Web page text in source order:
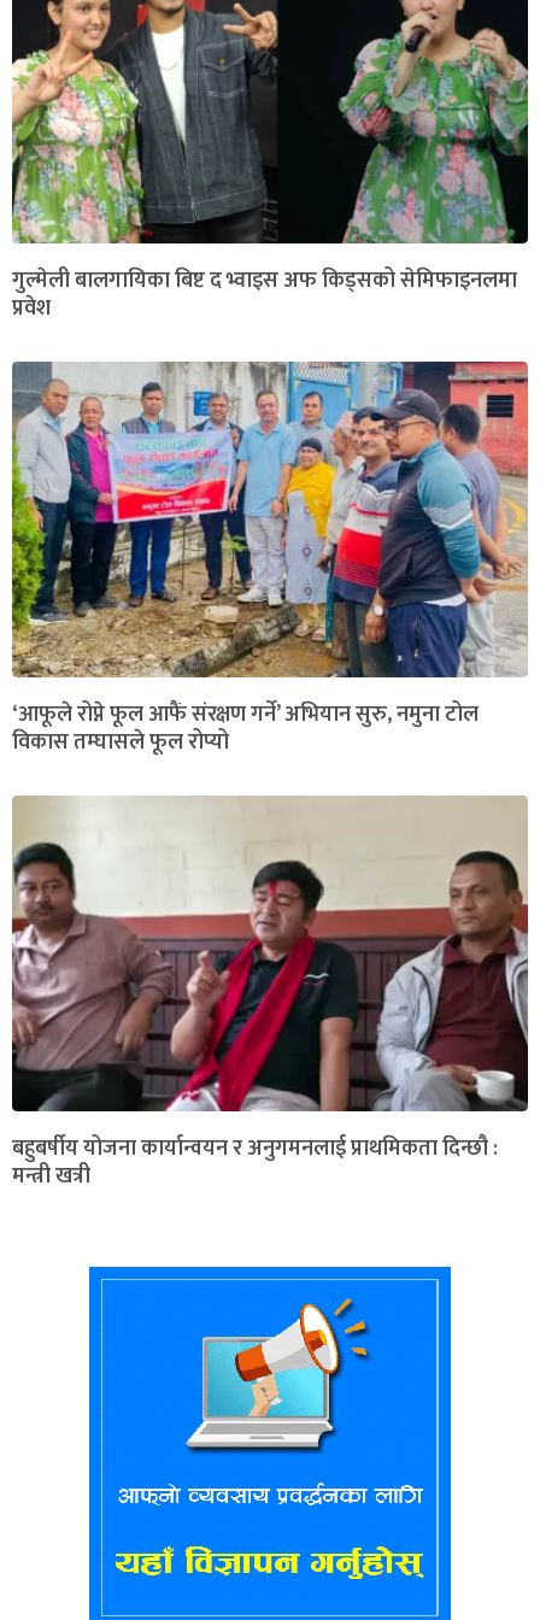
गुल्मेली बालगायिका बिष्ट द भ्वाइस अफ किड्सको सेमिफाइनलमा
प्रवेश
‘आफूले रोप्ने फूल आफैं संरक्षण गर्ने’ अभियान सुरु, नमुना टोल
विकास तम्घासले फूल रोप्यो
बहुबर्षीय योजना कार्यान्वयन र अनुगमनलाई प्राथमिकता दिन्छौ :
मन्त्री खत्री